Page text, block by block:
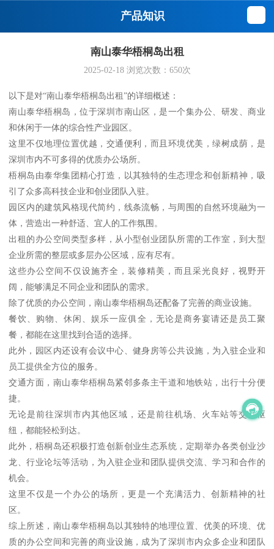
产品知识
南山泰华梧桐岛出租
2025-02-18浏览次数： 650次
以下是对“南山泰华梧桐岛出租”的详细概述：
南山泰华梧桐岛，位于深圳市南山区，是一个集办公、研发、商业
和休闲于一体的综合性产业园区。
这里不仅地理位置优越，交通便利，而且环境优美，绿树成荫，是
深圳市内不可多得的优质办公场所。
梧桐岛由泰华集团精心打造，以其独特的生态理念和创新精神，吸
引了众多高科技企业和创业团队入驻。
园区内的建筑风格现代简约，线条流畅，与周围的自然环境融为一
体，营造出一种舒适、宜人的工作氛围。
出租的办公空间类型多样，从小型创业团队所需的工作室，到大型
企业所需的整层或多层办公区域，应有尽有。
这些办公空间不仅设施齐全，装修精美，而且采光良好，视野开
阔，能够满足不同企业和团队的需求。
除了优质的办公空间，南山泰华梧桐岛还配备了完善的商业设施。
餐饮、购物、休闲、娱乐一应俱全，无论是商务宴请还是员工聚
餐，都能在这里找到合适的选择。
此外，园区内还设有会议中心、健身房等公共设施，为入驻企业和
员工提供全方位的服务。
交通方面，南山泰华梧桐岛紧邻多条主干道和地铁站，出行十分便
捷。
无论是前往深圳市内其他区域，还是前往机场、火车站等交通枢
纽，都能轻松到达。
此外，梧桐岛还积极打造创新创业生态系统，定期举办各类创业沙
龙、行业论坛等活动，为入驻企业和团队提供交流、学习和合作的
机会。
这里不仅是一个办公的场所，更是一个充满活力、创新精神的社
区。
综上所述，南山泰华梧桐岛以其独特的地理位置、优美的环境、优
质的办公空间和完善的商业设施，成为了深圳市内众多企业和团队